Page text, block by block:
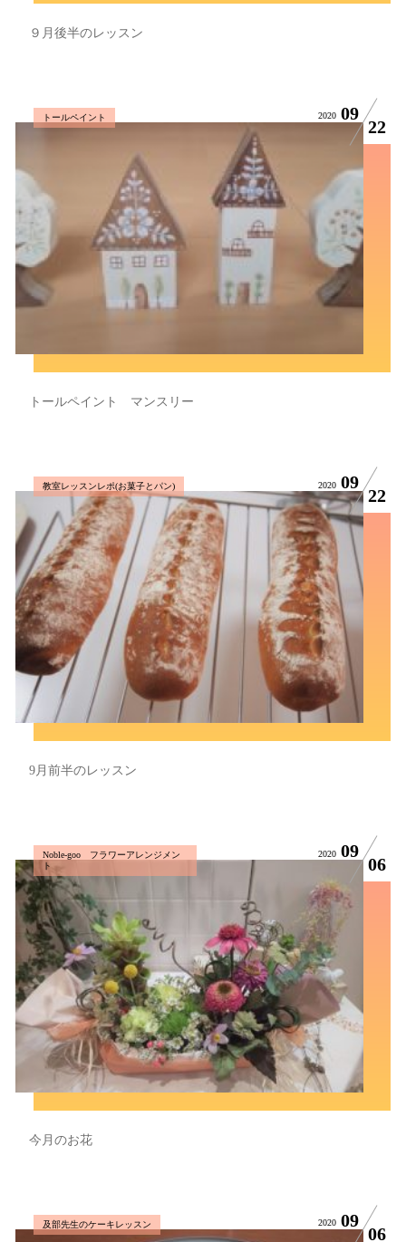
９月後半のレッスン
トールペイント 2020 09
22
トールペイント マンスリー
教室レッスンレポ(お菓子とパン) 2020 09
22
9月前半のレッスン
Noble-goo フラワーアレンジメン
ト
2020 09
06
今月のお花
及部先生のケーキレッスン 2020 09
06